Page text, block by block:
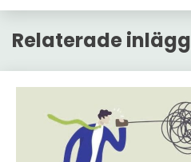
Relaterade inlägg